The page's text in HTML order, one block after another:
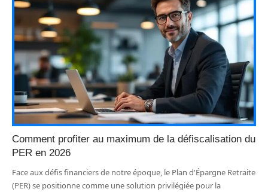
Comment profiter au maximum de la défiscalisation du
PER en 2026
Face aux défis financiers de notre époque, le Plan d'Épargne Retraite
(PER) se positionne comme une solution privilégiée pour la